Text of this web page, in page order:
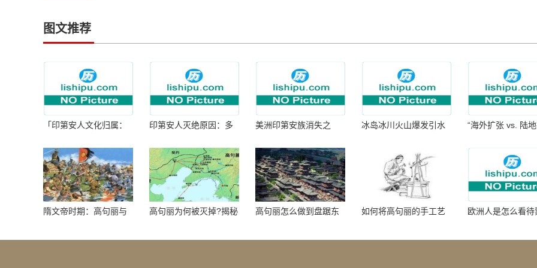
图文推荐
「印第安人文化归属：
印第安人灭绝原因：多
美洲印第安族消失之
冰岛冰川火山爆发引水
“海外扩张 vs. 陆
隋文帝时期：高句丽与
高句丽为何被灭掉?揭秘
秘！
高句丽怎么做到盘踞东
如何将高句丽的手工艺
欧洲人是怎么看待